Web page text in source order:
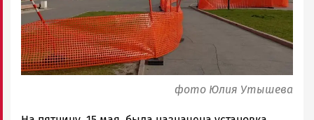
фото Юлия Утышева